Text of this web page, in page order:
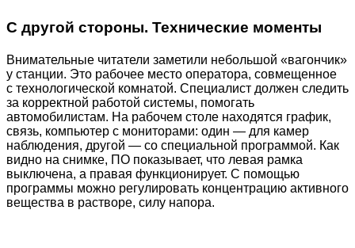
С другой стороны. Технические моменты
Внимательные читатели заметили небольшой «вагончик»
у станции. Это рабочее место оператора, совмещенное
с технологической комнатой. Специалист должен следить
за корректной работой системы, помогать
автомобилистам. На рабочем столе находятся график,
связь, компьютер с мониторами: один — для камер
наблюдения, другой — со специальной программой. Как
видно на снимке, ПО показывает, что левая рамка
выключена, а правая функционирует. С помощью
программы можно регулировать концентрацию активного
вещества в растворе, силу напора.